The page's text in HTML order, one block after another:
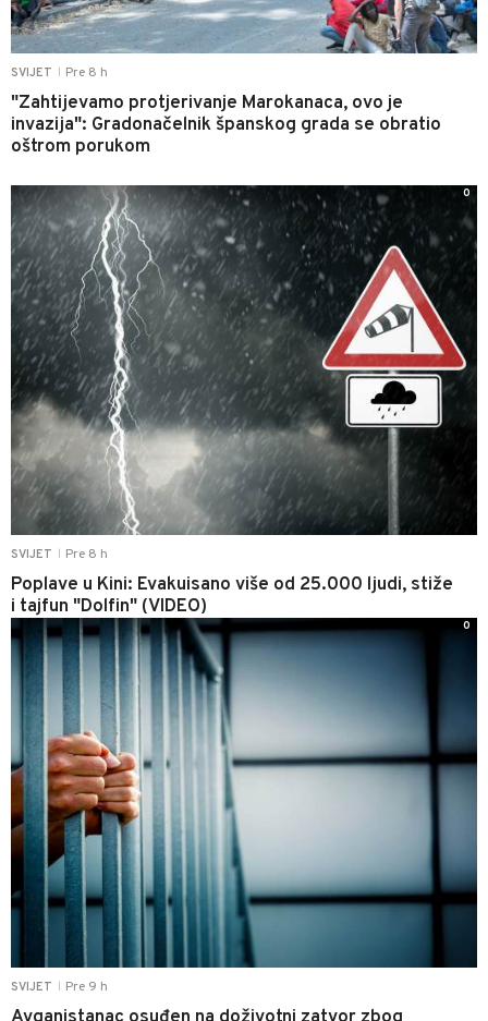
SVIJET Pre 8 h
"Zahtijevamo protjerivanje Marokanaca, ovo je
invazija": Gradonačelnik španskog grada se obratio
oštrom porukom
SVIJET Pre 8 h
Poplave u Kini: Evakuisano više od 25.000 ljudi, stiže
i tajfun "Dolfin" (VIDEO)
0
SVIJET Pre 9 h
0